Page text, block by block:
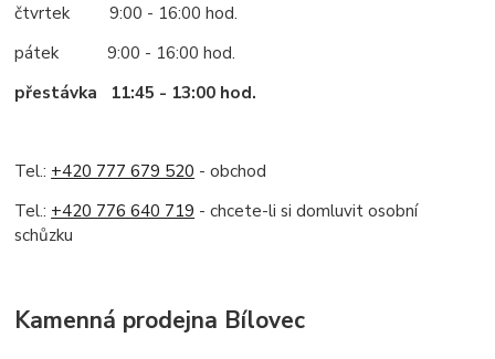
čtvrtek 9:00 - 16:00 hod.
pátek 9:00 - 16:00 hod.
přestávka 11:45 - 13:00 hod.
Tel.: +420 777 679 520 - obchod
Tel.: +420 776 640 719 - chcete-li si domluvit osobní
schůzku
Kamenná prodejna Bílovec